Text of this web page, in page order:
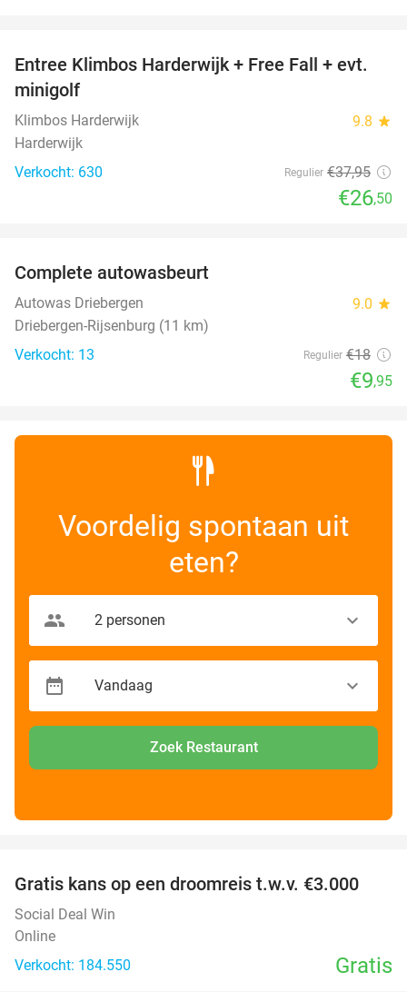
30%
Entree Klimbos Harderwijk + Free Fall + evt.
minigolf
Klimbos Harderwijk 9.8 star
Harderwijk
Verkocht: 630
Regulier €37,95
€26,50
NEW
TODAY
Complete autowasbeurt
Autowas Driebergen 9.0 star
Driebergen-Rijsenburg (11 km)
Verkocht: 13
Regulier €18
€9,95
Voordelig spontaan uit
eten?
Zoek Restaurant
Gratis kans op een droomreis t.w.v. €3.000
Social Deal Win
Online
Verkocht: 184.550
Gratis